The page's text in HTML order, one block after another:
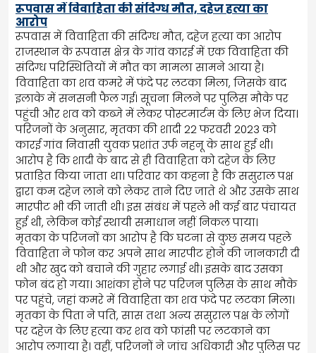
रूपवास में विवाहिता की संदिग्ध मौत, दहेज हत्या का
आरोप
रूपवास में विवाहिता की संदिग्ध मौत, दहेज हत्या का आरोप
राजस्थान के रूपवास क्षेत्र के गांव कारई में एक विवाहिता की
संदिग्ध परिस्थितियों में मौत का मामला सामने आया है।
विवाहिता का शव कमरे में फंदे पर लटका मिला, जिसके बाद
इलाके में सनसनी फैल गई। सूचना मिलने पर पुलिस मौके पर
पहुंची और शव को कब्जे में लेकर पोस्टमार्टम के लिए भेज दिया।
परिजनों के अनुसार, मृतका की शादी 22 फरवरी 2023 को
कारई गांव निवासी युवक प्रशांत उर्फ नहनू के साथ हुई थी।
आरोप है कि शादी के बाद से ही विवाहिता को दहेज के लिए
प्रताड़ित किया जाता था। परिवार का कहना है कि ससुराल पक्ष
द्वारा कम दहेज लाने को लेकर ताने दिए जाते थे और उसके साथ
मारपीट भी की जाती थी। इस संबंध में पहले भी कई बार पंचायत
हुई थी, लेकिन कोई स्थायी समाधान नहीं निकल पाया।
मृतका के परिजनों का आरोप है कि घटना से कुछ समय पहले
विवाहिता ने फोन कर अपने साथ मारपीट होने की जानकारी दी
थी और खुद को बचाने की गुहार लगाई थी। इसके बाद उसका
फोन बंद हो गया। आशंका होने पर परिजन पुलिस के साथ मौके
पर पहुंचे, जहां कमरे में विवाहिता का शव फंदे पर लटका मिला।
मृतका के पिता ने पति, सास तथा अन्य ससुराल पक्ष के लोगों
पर दहेज के लिए हत्या कर शव को फांसी पर लटकाने का
आरोप लगाया है। वहीं, परिजनों ने जांच अधिकारी और पुलिस पर